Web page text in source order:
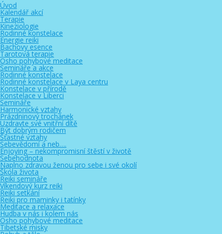
Úvod
Kalendář akcí
Terapie
Kineziologie
Rodinné konstelace
Energie reiki
Bachovy esence
Tarotová terapie
Osho pohybové meditace
Semináře a akce
Rodinné konstelace
Rodinné konstelace v Laya centru
Konstelace v přírodě
Konstelace v Liberci
Semináře
Harmonické vztahy
Prázdninový trochánek
Uzdravte své vnitřní dítě
Být dobrým rodičem
Šťastné vztahy
Sebevědomí a neb….
Enjoying – nekompromisní štěstí v životě
Sebehodnota
Naplno zdravou ženou pro sebe i své okolí
Škola života
Reiki semináře
Víkendový kurz reiki
Reiki setkání
Reiki pro maminky i tatínky
Meditace a relaxace
Hudba v nás i kolem nás
Osho pohybové meditace
Tibetské misky